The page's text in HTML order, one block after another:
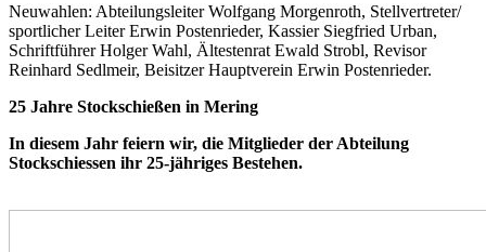
Neuwahlen: Abteilungsleiter Wolfgang Morgenroth, Stellvertreter/
sportlicher Leiter Erwin Postenrieder, Kassier Siegfried Urban,
Schriftführer Holger Wahl, Ältestenrat Ewald Strobl, Revisor
Reinhard Sedlmeir, Beisitzer Hauptverein Erwin Postenrieder.
25 Jahre Stockschießen in Mering
In diesem Jahr feiern wir, die Mitglieder der Abteilung
Stockschiessen ihr 25-jähriges Bestehen.